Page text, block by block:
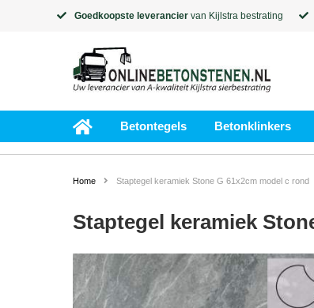
Goedkoopste leverancier van Kijlstra bestrating
Betontegels Betonklinkers
Home Staptegel keramiek Stone G 61x2cm model c rond
Staptegel keramiek